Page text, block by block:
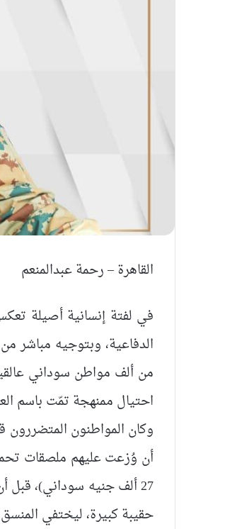
القاهرة – رحمة عبدالمنعم
في لفتة إنسانية أصيلة
الدفاعية، وبتوجيه مباشر
من ألف مواطن سوداني
احتيال ممنهجة تمّت باسم
وكان المواطنون
حقيبة كبيرة، ليختفي